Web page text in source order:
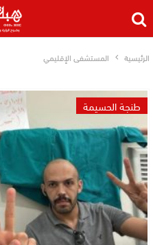
الرئيسية المستشفى الإقليمي
طنجة الحسيمة